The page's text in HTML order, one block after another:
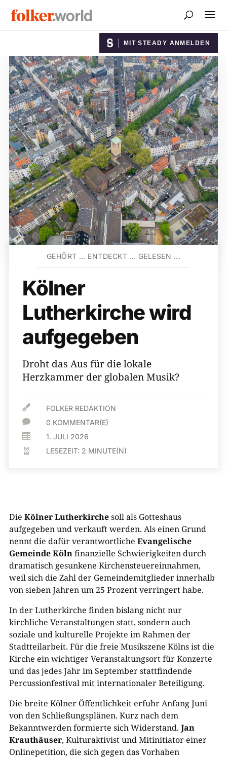
MIT STEADY ANMELDEN
GEHÖRT … ENTDECKT … GELESEN ...
Kölner
Lutherkirche wird
aufgegeben
Droht das Aus für die lokale
Herzkammer der globalen Musik?
 FOLKER REDAKTION
 0 KOMMENTAR(E)
 1. JULI 2026
 LESEZEIT: 2 MINUTE(N)
Die Kölner Lutherkirchesoll als Gotteshaus
aufgegeben und verkauft werden. Als einen Grund
nennt die dafür verantwortliche Evangelische
Gemeinde Kölnfinanzielle Schwierigkeiten durch
dramatisch gesunkene Kirchensteuereinnahmen,
weil sich die Zahl der Gemeindemitglieder innerhalb
von sieben Jahren um 25 Prozent verringert habe.
In der Lutherkirche finden bislang nicht nur
kirchliche Veranstaltungen statt, sondern auch
soziale und kulturelle Projekte im Rahmen der
Stadtteilarbeit. Für die freie Musikszene Kölns ist die
Kirche ein wichtiger Veranstaltungsort für Konzerte
und das jedes Jahr im September stattfindende
Percussionfestival mit internationaler Beteiligung.
Die breite Kölner Öffentlichkeit erfuhr Anfang Juni
von den Schließungsplänen. Kurz nach dem
Bekanntwerden formierte sich Widerstand. Jan
Krauthäuser, Kulturaktivist und Mitinitiator einer
Onlinepetition, die sich gegen das Vorhaben